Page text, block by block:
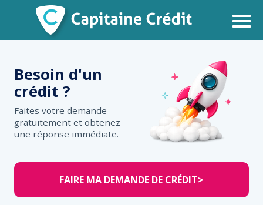
Besoin d'un
crédit ?
Faites votre demande
gratuitement et obtenez
une réponse immédiate.
FAIRE MA DEMANDE DE CRÉDIT>